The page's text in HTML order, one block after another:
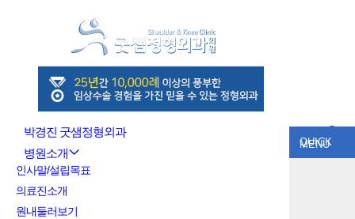
박경진 굿샘정형외과
병원소개
인사말/설립목표
의료진소개
원내둘러보기
QUICK
MENU